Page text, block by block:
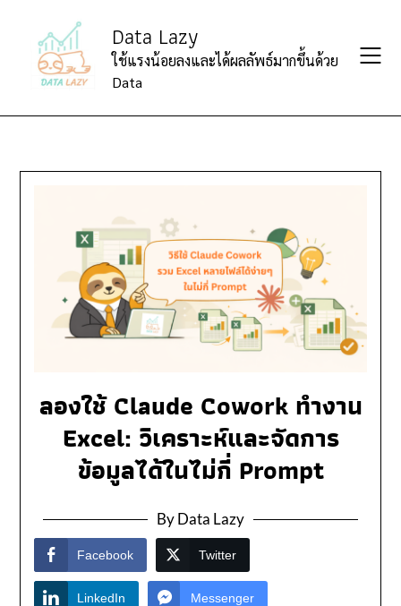
content
Data Lazy
ใช้แรงน้อยลงและได้ผลลัพธ์มากขึ้นด้วย
Data
ลองใช้ Claude Cowork ทำงาน
Excel: วิเคราะห์และจัดการ
ข้อมูลได้ในไม่กี่ Prompt
By Data Lazy
Facebook Twitter
LinkedIn Messenger